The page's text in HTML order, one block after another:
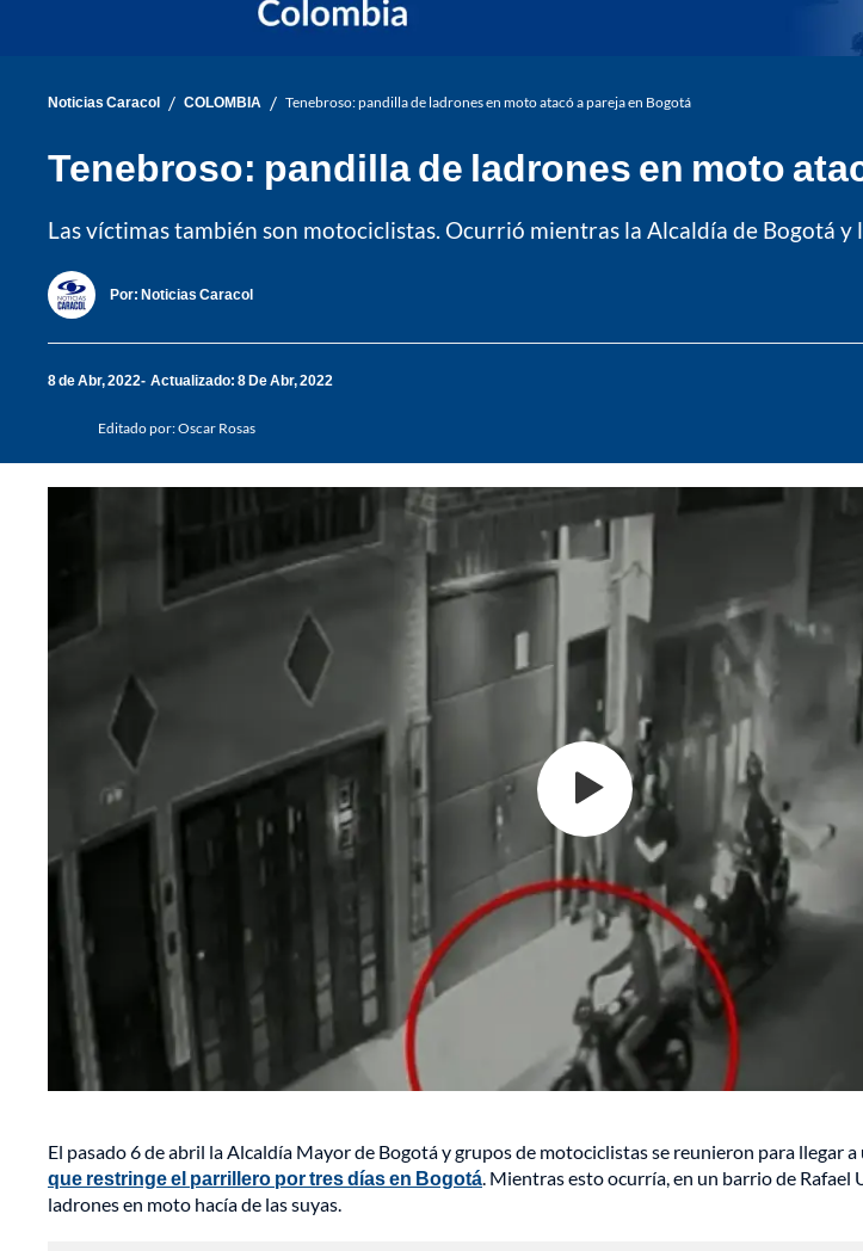
Noticias Caracol / COLOMBIA / Tenebroso: pandilla de ladrones en moto atacó a pareja en Bogotá
Tenebroso: pandilla de ladrones en moto
Las víctimas también son motociclistas. Ocurrió mientras la Alcaldía de Bogotá
Por: Noticias Caracol
8 de Abr, 2022 Actualizado: 8 De Abr, 2022
Editado por:Oscar Rosas
El pasado 6 de abril la Alcaldía Mayor de Bogotá y grupos de motociclistas se reunieron para llegar
que restringe el parrillero por tres días en Bogotá. Mientras esto ocurría, en un barrio de Rafael
ladrones en moto hacía de las suyas.